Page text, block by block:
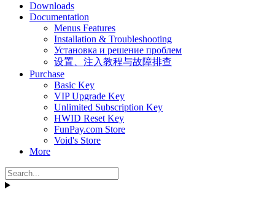
Downloads
Documentation
Menus Features
Installation & Troubleshooting
Установка и решение проблем
设置、注入教程与故障排查
Purchase
Basic Key
VIP Upgrade Key
Unlimited Subscription Key
HWID Reset Key
FunPay.com Store
Void's Store
More